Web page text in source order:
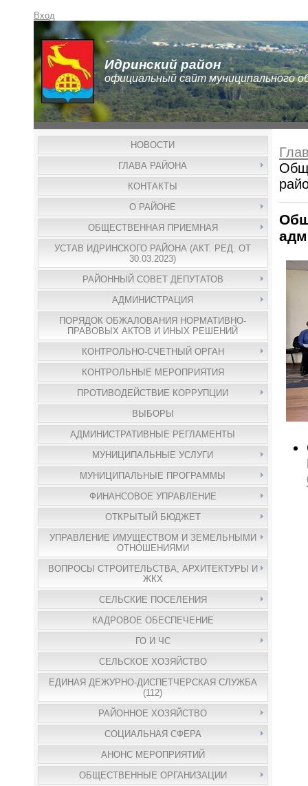
Вход
Идринский район
официальный сайт муниципального
НОВОСТИ
ГЛАВА РАЙОНА
КОНТАКТЫ
О РАЙОНЕ
ОБЩЕСТВЕННАЯ ПРИЕМНАЯ
УСТАВ ИДРИНСКОГО РАЙОНА (АКТ. РЕД. ОТ
30.03.2023)
РАЙОННЫЙ СОВЕТ ДЕПУТАТОВ
АДМИНИСТРАЦИЯ
ПОРЯДОК ОБЖАЛОВАНИЯ НОРМАТИВНО-
ПРАВОВЫХ АКТОВ И ИНЫХ РЕШЕНИЙ
КОНТРОЛЬНО-СЧЕТНЫЙ ОРГАН
КОНТРОЛЬНЫЕ МЕРОПРИЯТИЯ
ПРОТИВОДЕЙСТВИЕ КОРРУПЦИИ
ВЫБОРЫ
АДМИНИСТРАТИВНЫЕ РЕГЛАМЕНТЫ
МУНИЦИПАЛЬНЫЕ УСЛУГИ
МУНИЦИПАЛЬНЫЕ ПРОГРАММЫ
ФИНАНСОВОЕ УПРАВЛЕНИЕ
ОТКРЫТЫЙ БЮДЖЕТ
УПРАВЛЕНИЕ ИМУЩЕСТВОМ И ЗЕМЕЛЬНЫМИ
ОТНОШЕНИЯМИ
ВОПРОСЫ СТРОИТЕЛЬСТВА, АРХИТЕКТУРЫ И
ЖКХ
СЕЛЬСКИЕ ПОСЕЛЕНИЯ
КАДРОВОЕ ОБЕСПЕЧЕНИЕ
ГО И ЧС
СЕЛЬСКОЕ ХОЗЯЙСТВО
ЕДИНАЯ ДЕЖУРНО-ДИСПЕТЧЕРСКАЯ СЛУЖБА
(112)
РАЙОННОЕ ХОЗЯЙСТВО
СОЦИАЛЬНАЯ СФЕРА
АНОНС МЕРОПРИЯТИЙ
ОБЩЕСТВЕННЫЕ ОРГАНИЗАЦИИ